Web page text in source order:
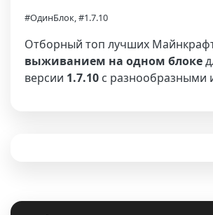
#ОдинБлок, #1.7.10
Отборный топ лучших
выживанием на одном блоке
версии 1.7.10 с разнообразными